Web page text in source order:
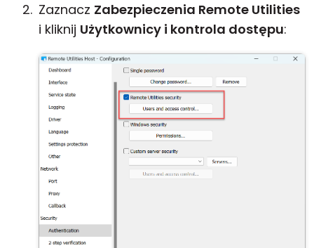
Zaznacz Zabezpieczenia Remote Utilities
i kliknij Użytkownicy i kontrola dostępu: